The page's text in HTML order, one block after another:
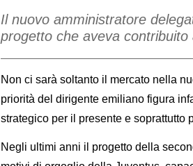
Il nuovo amministratore
progetto che aveva
Non ci sarà soltanto il mercato nella
priorità del dirigente emiliano figura
strategico per il presente e soprattutto
Negli ultimi anni il progetto della